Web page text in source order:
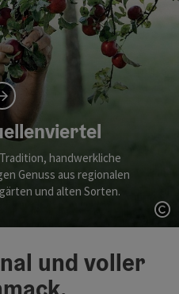
handwerkliche
Genuss aus regionalen
und alten Sorten.
und voller